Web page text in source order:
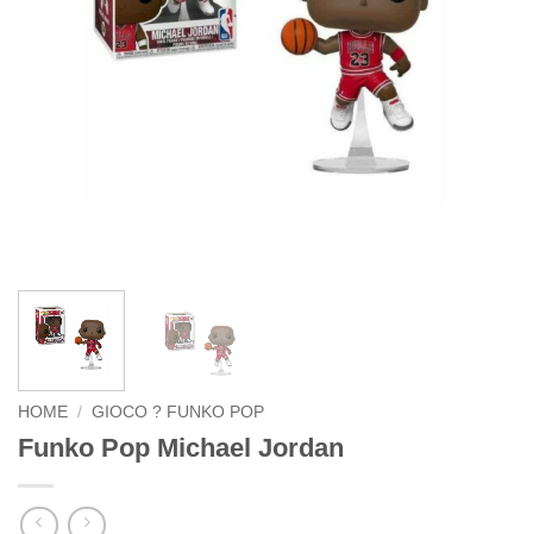
HOME / GIOCO ? FUNKO POP
Funko Pop Michael Jordan